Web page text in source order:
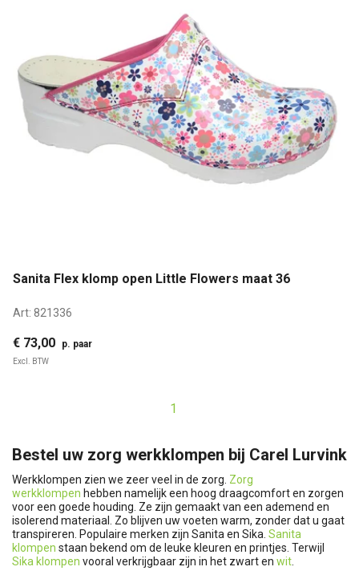
Sanita Flex klomp open Little Flowers maat 36
Art: 821336
€ 73,00 p. paar
Excl. BTW
1
Bestel uw zorg werkklompen bij Carel Lurvink
Werkklompen zien we zeer veel in de zorg. Zorg
werkklompen hebben namelijk een hoog draagcomfort en zorgen
voor een goede houding. Ze zijn gemaakt van een ademend en
isolerend materiaal. Zo blijven uw voeten warm, zonder dat u gaat
transpireren. Populaire merken zijn Sanita en Sika. Sanita
klompen staan bekend om de leuke kleuren en printjes. Terwijl
Sika klompen vooral verkrijgbaar zijn in het zwart en wit